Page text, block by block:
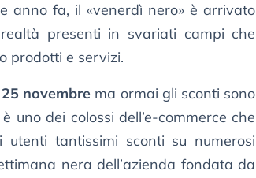
anno fa, il «venerdì nero» è arrivato
presenti in svariati campi che
prodotti e servizi.
novembrema ormai gli sconti sono
è uno dei colossi dell’e-commerce che
tantissimi sconti su numerosi
nera dell’azienda fondata da